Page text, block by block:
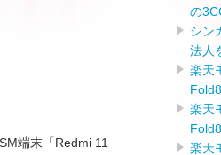
端末「Redmi 11
の
シン
法人
楽天
楽天
楽天